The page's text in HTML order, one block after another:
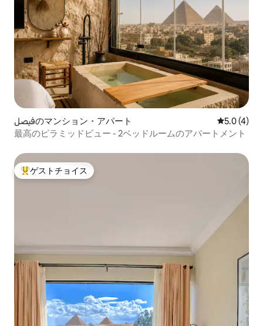
فيصلのマンション・アパート レビュー4
5.0 (4)
最高のピラミッドビュー - 2ベッドルームのアパートメント
大好評のゲストチョイスです。
ゲストチョイス